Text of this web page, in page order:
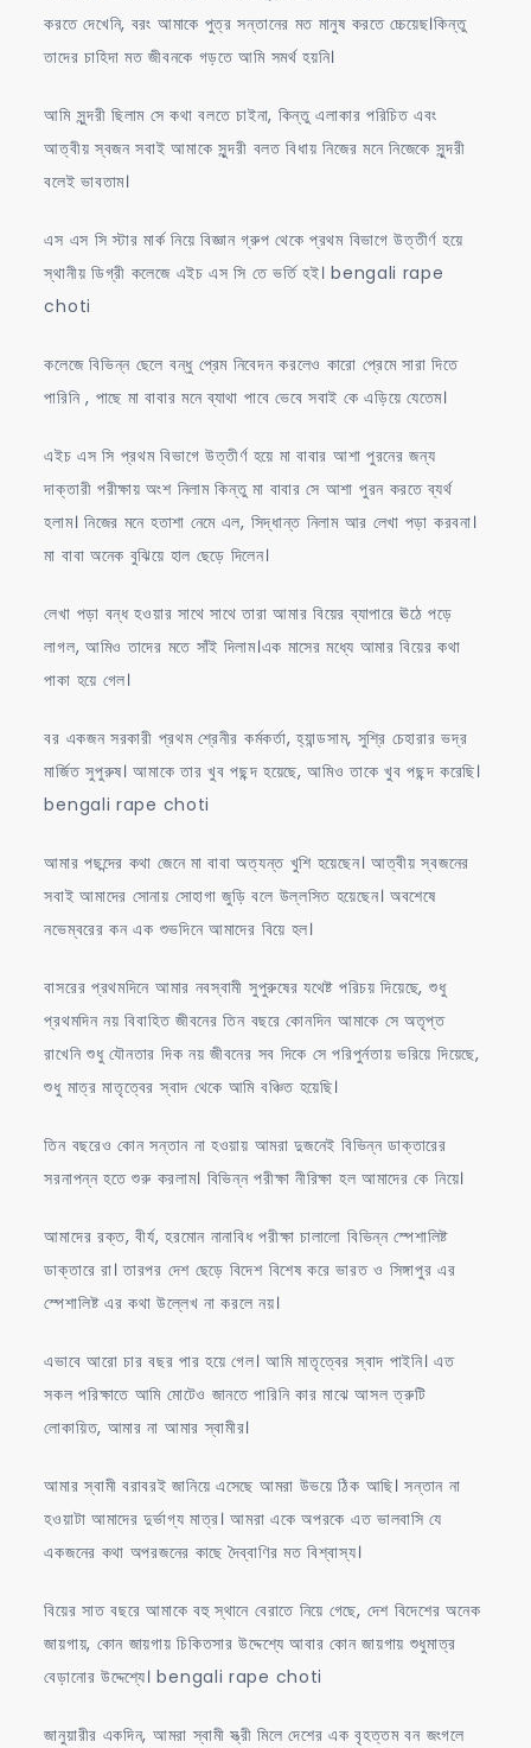
করতে দেখেনি, বরং আমাকে পুত্র সন্তানের মত মানুষ করতে চ্চেয়েছ।কিন্তু
তাদের চাহিদা মত জীবনকে গড়তে আমি সমর্থ হয়নি।
আমি সুন্দরী ছিলাম সে কথা বলতে চাইনা, কিন্তু এলাকার পরিচিত এবং
আত্বীয় স্বজন সবাই আমাকে সুন্দরী বলত বিধায় নিজের মনে নিজেকে সুন্দরী
বলেই ভাবতাম।
এস এস সি স্টার মার্ক নিয়ে বিজ্ঞান গ্রুপ থেকে প্রথম বিভাগে উত্তীর্ণ হয়ে
স্থানীয় ডিগ্রী কলেজে এইচ এস সি তে ভর্তি হই। bengali rape
choti
কলেজে বিভিন্ন ছেলে বন্ধু প্রেম নিবেদন করলেও কারো প্রেমে সারা দিতে
পারিনি , পাছে মা বাবার মনে ব্যাথা পাবে ভেবে সবাই কে এড়িয়ে যেতেম।
এইচ এস সি প্রথম বিভাগে উত্তীর্ণ হয়ে মা বাবার আশা পুরনের জন্য
দাক্তারী পরীক্ষায় অংশ নিলাম কিন্তু মা বাবার সে আশা পুরন করতে ব্যর্থ
হলাম। নিজের মনে হতাশা নেমে এল, সিদ্ধান্ত নিলাম আর লেখা পড়া করবনা।
মা বাবা অনেক বুঝিয়ে হাল ছেড়ে দিলেন।
লেখা পড়া বন্ধ হওয়ার সাথে সাথে তারা আমার বিয়ের ব্যাপারে ঊঠে পড়ে
লাগল, আমিও তাদের মতে সাঁই দিলাম।এক মাসের মধ্যে আমার বিয়ের কথা
পাকা হয়ে গেল।
বর একজন সরকারী প্রথম শ্রেনীর কর্মকর্তা, হ্যান্ডসাম, সুশ্রি চেহারার ভদ্র
মার্জিত সুপুরুষ। আমাকে তার খুব পছন্দ হয়েছে, আমিও তাকে খুব পছন্দ করেছি।
bengali rape choti
আমার পছন্দের কথা জেনে মা বাবা অত্যন্ত খুশি হয়েছেন। আত্বীয় স্বজনের
সবাই আমাদের সোনায় সোহাগা জুড়ি বলে উল্লসিত হয়েছেন। অবশেষে
নভেম্বরের কন এক শুভদিনে আমাদের বিয়ে হল।
বাসরের প্রথমদিনে আমার নবস্বামী সুপুরুষের যথেষ্ট পরিচয় দিয়েছে, শুধু
প্রথমদিন নয় বিবাহিত জীবনের তিন বছরে কোনদিন আমাকে সে অতৃপ্ত
রাখেনি শুধু যৌনতার দিক নয় জীবনের সব দিকে সে পরিপুর্নতায় ভরিয়ে দিয়েছে,
শুধু মাত্র মাতৃত্বের স্বাদ থেকে আমি বঞ্চিত হয়েছি।
তিন বছরেও কোন সন্তান না হওয়ায় আমরা দুজনেই বিভিন্ন ডাক্তারের
সরনাপন্ন হতে শুরু করলাম। বিভিন্ন পরীক্ষা নীরিক্ষা হল আমাদের কে নিয়ে।
আমাদের রক্ত, বীর্য, হরমোন নানাবিধ পরীক্ষা চালালো বিভিন্ন স্পেশালিষ্ট
ডাক্তারে রা। তারপর দেশ ছেড়ে বিদেশ বিশেষ করে ভারত ও সিঙ্গাপুর এর
স্পেশালিষ্ট এর কথা উল্লেখ না করলে নয়।
এভাবে আরো চার বছর পার হয়ে গেল। আমি মাতৃত্বের স্বাদ পাইনি। এত
সকল পরিক্ষাতে আমি মোটেও জানতে পারিনি কার মাঝে আসল ত্রুটি
লোকায়িত, আমার না আমার স্বামীর।
আমার স্বামী বরাবরই জানিয়ে এসেছে আমরা উভয়ে ঠিক আছি। সন্তান না
হওয়াটা আমাদের দুর্ভাগ্য মাত্র। আমরা একে অপরকে এত ভালবাসি যে
একজনের কথা অপরজনের কাছে দৈব্বাণির মত বিশ্বাস্য।
বিয়ের সাত বছরে আমাকে বহু স্থানে বেরাতে নিয়ে গেছে, দেশ বিদেশের অনেক
জায়গায়, কোন জায়গায় চিকিতসার উদ্দেশ্যে আবার কোন জায়গায় শুধুমাত্র
বেড়ানোর উদ্দেশ্যে। bengali rape choti
জানুয়ারীর একদিন, আমরা স্বামী স্ত্রী মিলে দেশের এক বৃহত্তম বন জংগলে